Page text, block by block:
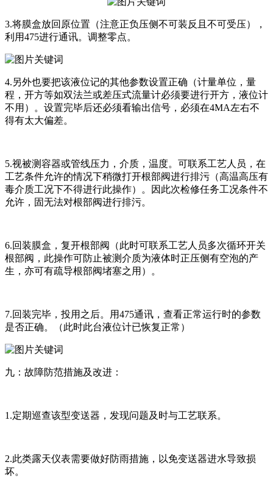
3.将膜盒放回原位置（注意正负压侧不可装反且不可受压），
利用475进行通讯。调整零点。
4.另外也要把该液位记的其他参数设置正确（计量单位，量
程，开方等如双法兰或差压式流量计必须要进行开方，液位计
不用）。设置完毕后还必须看输出信号，必须在4MA左右不
得有太大偏差。
5.视被测容器或管线压力，介质，温度。可联系工艺人员，在
工艺条件允许的情况下稍微打开根部阀进行排污（高温高压有
毒介质工况下不得进行此操作）。因此次检修任务工况条件不
允许，固无法对根部阀进行排污。
6.回装膜盒，复开根部阀（此时可联系工艺人员多次循环开关
根部阀，此操作可防止被测介质为液体时正压侧有空泡的产
生，亦可有疏导根部阀堵塞之用）。
7.回装完毕，投用之后。用475通讯，查看正常运行时的参数
是否正确。（此时此台液位计已恢复正常）
九：故障防范措施及改进：
1.定期巡查该型变送器，发现问题及时与工艺联系。
2.此类露天仪表需要做好防雨措施，以免变送器进水导致损
坏。